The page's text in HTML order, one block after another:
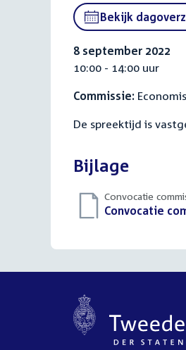
activiteit
Bekijk
8 september 2022
10:00 - 14:00 uur
Commissie:
De spreektijd is
Bijlage
Convocatie
Download
Convocatie